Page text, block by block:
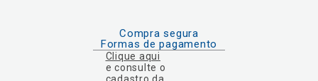
Compra segura
Formas de pagamento
Clique aqui
e consulte o